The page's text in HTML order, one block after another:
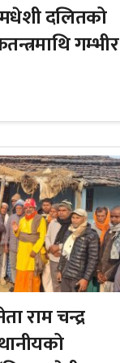
दलितको
गम्भीर
राम चन्द्र